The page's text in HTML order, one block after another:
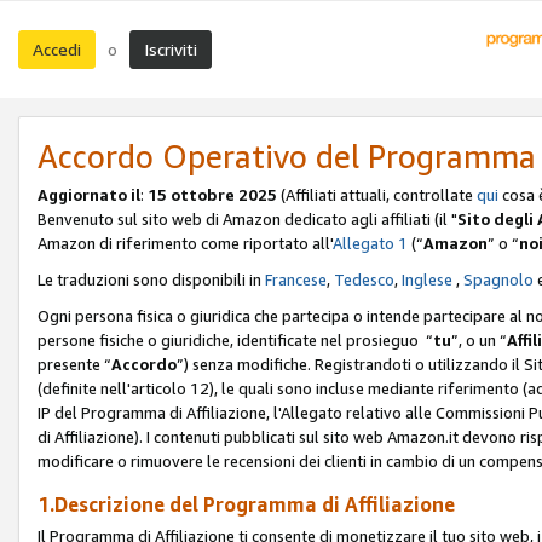
Accedi o Iscriviti
Accordo Operativo del
Aggiornato il: 15 ottobre 2025 (Affiliati attuali, controllate qui cosa
Benvenuto sul sito web di Amazon dedicato agli affiliati (il "Sito degli
Amazon di riferimento come riportato all'Allegato 1 (“Amazon” o “noi
Le traduzioni sono disponibili in Francese, Tedesco,Inglese ,Spagnolo
Ogni persona fisica o giuridica che partecipa o intende partecipare al
persone fisiche o giuridiche, identificate nel prosieguo “tu”, o un “
presente “Accordo”) senza modifiche. Registrandoti o utilizzando il
(definite nell'articolo 12), le quali sono incluse mediante riferimento
IP del Programma di Affiliazione, l'Allegato relativo alle Commissioni
di Affiliazione). I contenuti pubblicati sul sito web Amazon.it devono
modificare o rimuovere le recensioni dei clienti in cambio di un
1.Descrizione del Programma di Affiliazione
Il Programma di Affiliazione ti consente di monetizzare il tuo sito